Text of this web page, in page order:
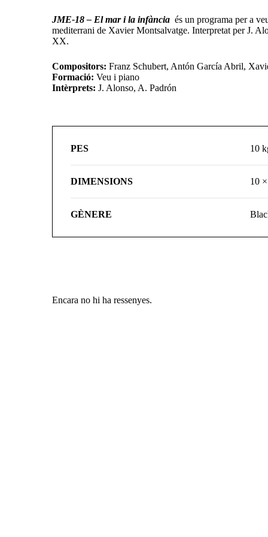
JME-18 – El mar i la infància és un programa per a
mediterrani de Xavier Montsalvatge. Interpretat per J.
XX.
Compositors: Franz Schubert, Antón García Abril,
Formació: Veu i piano
Intèrprets: J. Alonso, A. Padrón
PES 10
DIMENSIONS 10
GÈNERE
Encara no hi ha ressenyes.